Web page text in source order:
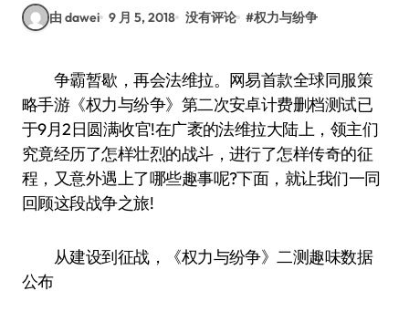
由 dawei 9 月 5, 2018 没有评论 #权力与纷争
争霸暂歇，再会法维拉。网易首款全球同服策
略手游《权力与纷争》第二次安卓计费删档测试已
于9月2日圆满收官!在广袤的法维拉大陆上，领主们
究竟经历了怎样壮烈的战斗，进行了怎样传奇的征
程，又意外遇上了哪些趣事呢?下面，就让我们一同
回顾这段战争之旅!
从建设到征战，《权力与纷争》二测趣味数据
公布